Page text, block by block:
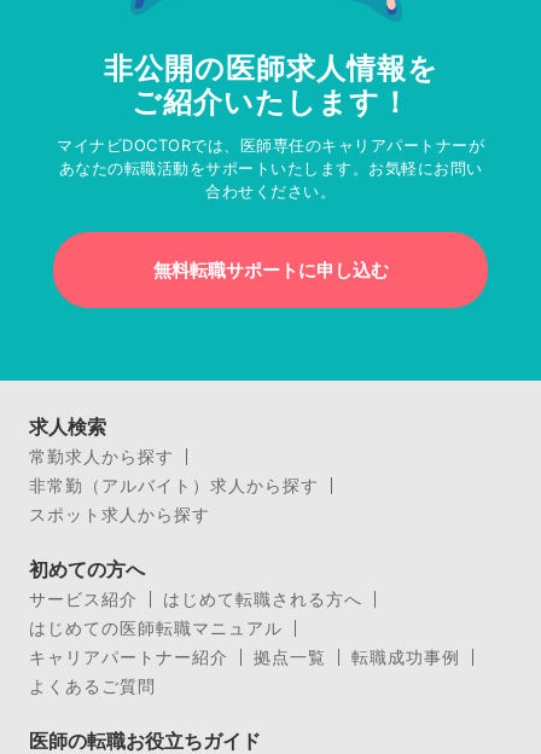
非公開の医師求人情報を
ご紹介いたします！
マイナビDOCTORでは、医師専任のキャリアパートナーが
あなたの転職活動をサポートいたします。お気軽にお問い
合わせください。
無料転職サポートに申し込む
求人検索
常勤求人から探す
非常勤（アルバイト）求人から探す
スポット求人から探す
初めての方へ
サービス紹介
はじめて転職される方へ
はじめての医師転職マニュアル
キャリアパートナー紹介
拠点一覧
転職成功事例
よくあるご質問
医師の転職お役立ちガイド